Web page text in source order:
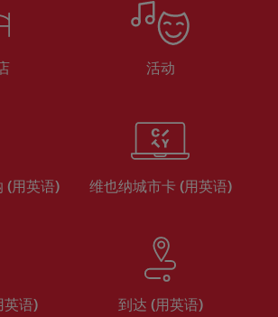
活动
(用英语) 维也纳城市卡 (用英语)
英语) 到达 (用英语)